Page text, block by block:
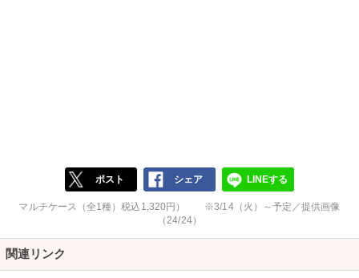
ポスト シェア LINEする
マルチケース（全1種）税込1,320円） ※3/14（火）～予定／提供画像
（24/24）
関連リンク